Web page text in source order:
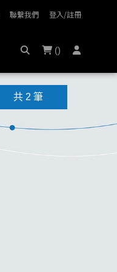
聯繫我們 登入/註冊
()
共 2 筆